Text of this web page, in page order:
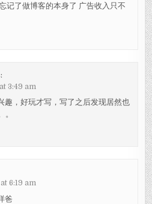
记了做博客的本身了 广告收入只不
3:49 am
趣，好玩才写，写了之后发现居然也
6:19 am
爸